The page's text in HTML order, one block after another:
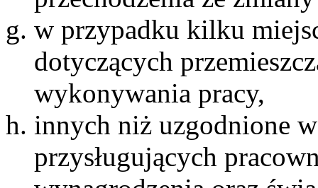
w przypadku kilku
dotyczących
wykonywania pracy,
innych niż uzgodnione
przysługujących